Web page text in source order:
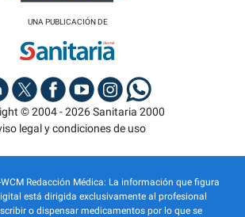
UNA PUBLICACIÓN DE
© 2004 - 2026 Sanitaria 2000
legal y condiciones de uso
Redacción Médica: La información que figura
está dirigida exclusivamente al profesional
o dispensar medicamentos por lo que se